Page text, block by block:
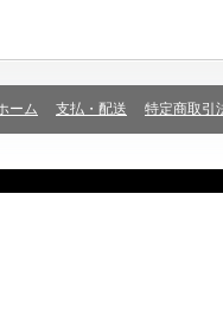
ーム 支払・配送 特定商取引